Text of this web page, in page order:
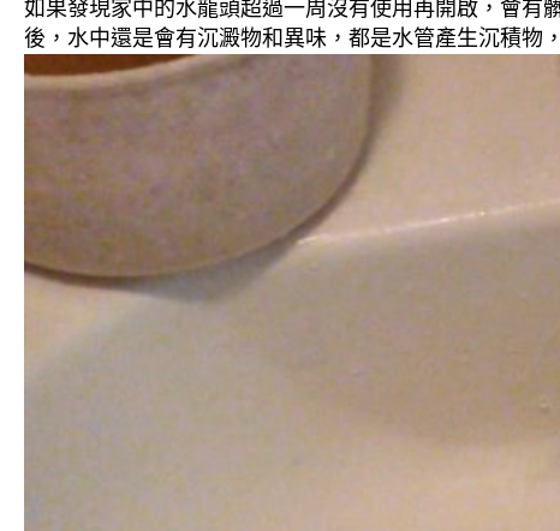
如果發現家中的水龍頭超過一周沒有使用再開啟，會有
後，水中還是會有沉澱物和異味，都是水管產生沉積物